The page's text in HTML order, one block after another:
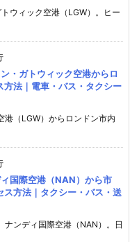
ウィック空港（LGW）。ヒー
・ガトウィック空港からロ
方法｜電車・バス・タクシー
港（LGW）からロンドン市内
国際空港（NAN）から市
ス方法｜タクシー・バス・送
ナンディ国際空港（NAN）。日